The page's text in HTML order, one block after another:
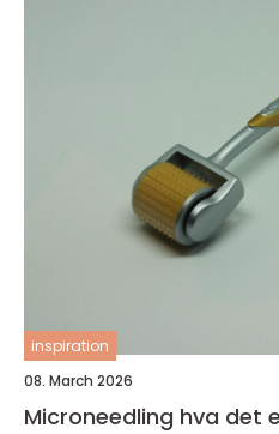
inspiration
08. March 2026
Microneedling hva det er, hvordan det virker